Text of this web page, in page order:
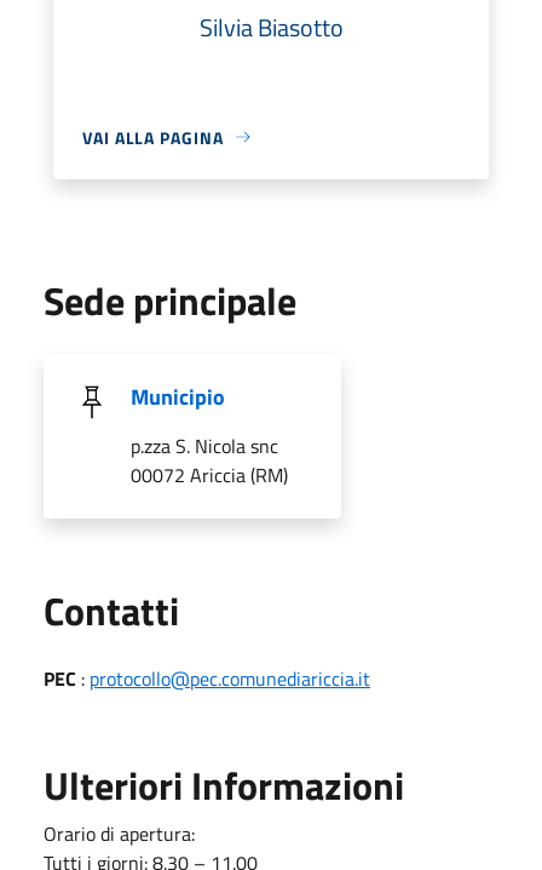
Silvia Biasotto
VAI ALLA PAGINA
Sede principale
Municipio
p.zza S. Nicola snc
00072 Ariccia (RM)
Contatti
PEC : protocollo@pec.comunediariccia.it
Ulteriori Informazioni
Orario di apertura:
Tutti i giorni: 8.30 – 11.00